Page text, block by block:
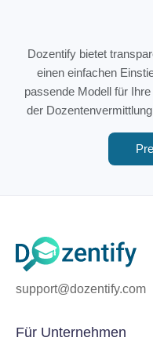
Dozentify bietet
einen einfachen
passende Modell für
der
support@dozentify.com
Für Unternehmen